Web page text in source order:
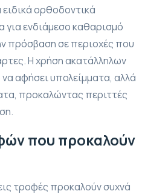
ορθοδοντικά
για ενδιάμεσο καθαρισμό
πρόσβαση σε περιοχές που
Η χρήση ακατάλληλων
αφήσει υπολείμματα, αλλά
προκαλώντας περιττές
που προκαλούν
τροφές προκαλούν συχνά